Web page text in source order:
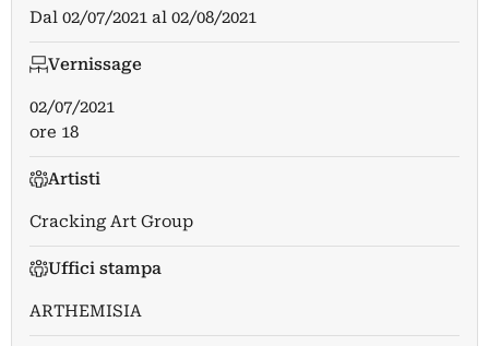
Dal 02/07/2021 al 02/08/2021
Vernissage
02/07/2021
ore 18
Artisti
Cracking Art Group
Uffici stampa
ARTHEMISIA